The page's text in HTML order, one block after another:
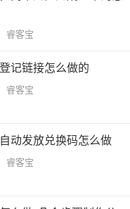
睿客宝
记链接怎么做的
睿客宝
动发放兑换码怎么做
睿客宝